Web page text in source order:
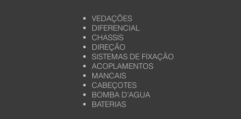
VEDAÇÕES
DIFERENCIAL
CHASSIS
DIREÇÃO
SISTEMAS DE FIXAÇÃO
ACOPLAMENTOS
MANCAIS
CABEÇOTES
BOMBA D’AGUA
BATERIAS